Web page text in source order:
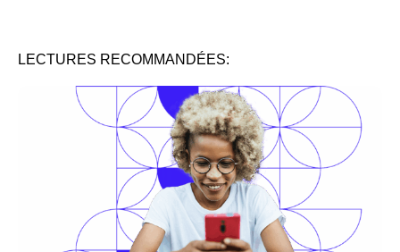
LECTURES RECOMMANDÉES: